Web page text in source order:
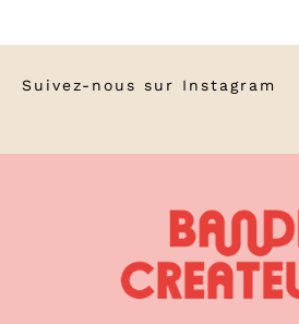
Suivez-nous sur Instagram